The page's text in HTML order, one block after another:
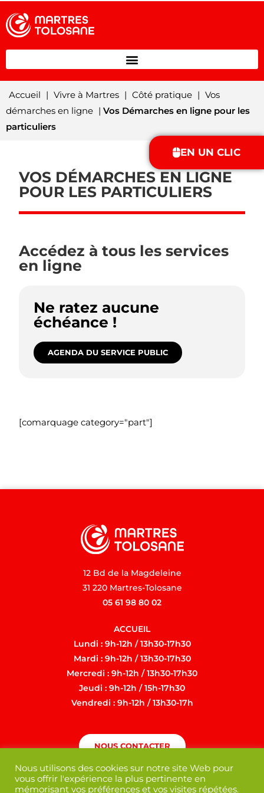
EN UN CLIC
Accueil | Vivre à Martres | Côté pratique | Vos
démarches en ligne | Vos Démarches en ligne pour les
particuliers
VOS DÉMARCHES EN LIGNE
POUR LES PARTICULIERS
Accédez à tous les services
en ligne
Ne ratez aucune
échéance !
AGENDA DU SERVICE PUBLIC
[comarquage category="part"]
12 Bd de la Magdeleine
31 220 Martres-Tolosane
05 61 98 80 02
ACCUEIL
Lundi : 9h-12h / 13h30-17h30
Mardi : 9h-12h / 13h30-17h30
Mercredi : 9h-12h / 13h30-17h30
Jeudi : 9h-12h / 15h-17h30
Vendredi : 9h-12h / 13h30-17h
NOUS CONTACTER
Nous utilisons des cookies sur notre site Web pour
vous offrir l'expérience la plus pertinente en
mémorisant vos préférences et vos visites répétées.